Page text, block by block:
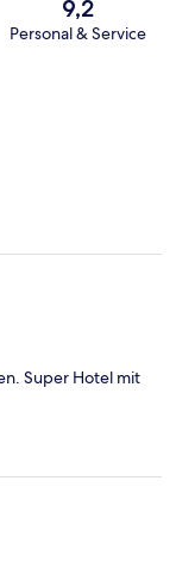
9,2
Personal & Service
Super Hotel mit